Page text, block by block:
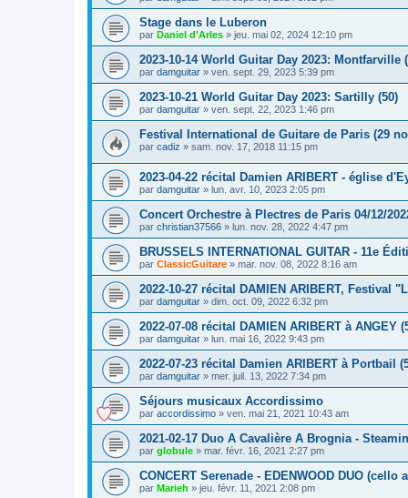
Stage dans le Luberon
par Daniel d'Arles » jeu. mai 02, 2024 12:10 pm
2023-10-14 World Guitar Day 2023: Montfarville
par damguitar » ven. sept. 29, 2023 5:39 pm
2023-10-21 World Guitar Day 2023: Sartilly (50)
par damguitar » ven. sept. 22, 2023 1:46 pm
Festival International de Guitare de Paris (29
par cadiz » sam. nov. 17, 2018 11:15 pm
2023-04-22 récital Damien ARIBERT - église
par damguitar » lun. avr. 10, 2023 2:05 pm
Concert Orchestre à Plectres de Paris 04/12/
par christian37566 » lun. nov. 28, 2022 4:47 pm
BRUSSELS INTERNATIONAL GUITAR - 11e
par ClassicGuitare » mar. nov. 08, 2022 8:16 am
2022-10-27 récital DAMIEN ARIBERT, Festival
par damguitar » dim. oct. 09, 2022 6:32 pm
2022-07-08 récital DAMIEN ARIBERT à ANGEY
par damguitar » lun. mai 16, 2022 9:43 pm
2022-07-23 récital Damien ARIBERT à Portbail
par damguitar » mer. juil. 13, 2022 7:34 pm
Séjours musicaux Accordissimo
par accordissimo » ven. mai 21, 2021 10:43 am
2021-02-17 Duo A Cavalière A Brognia -
par globule » mar. févr. 16, 2021 2:27 pm
CONCERT Serenade - EDENWOOD DUO (cello
par Marieh » jeu. févr. 11, 2021 2:08 pm